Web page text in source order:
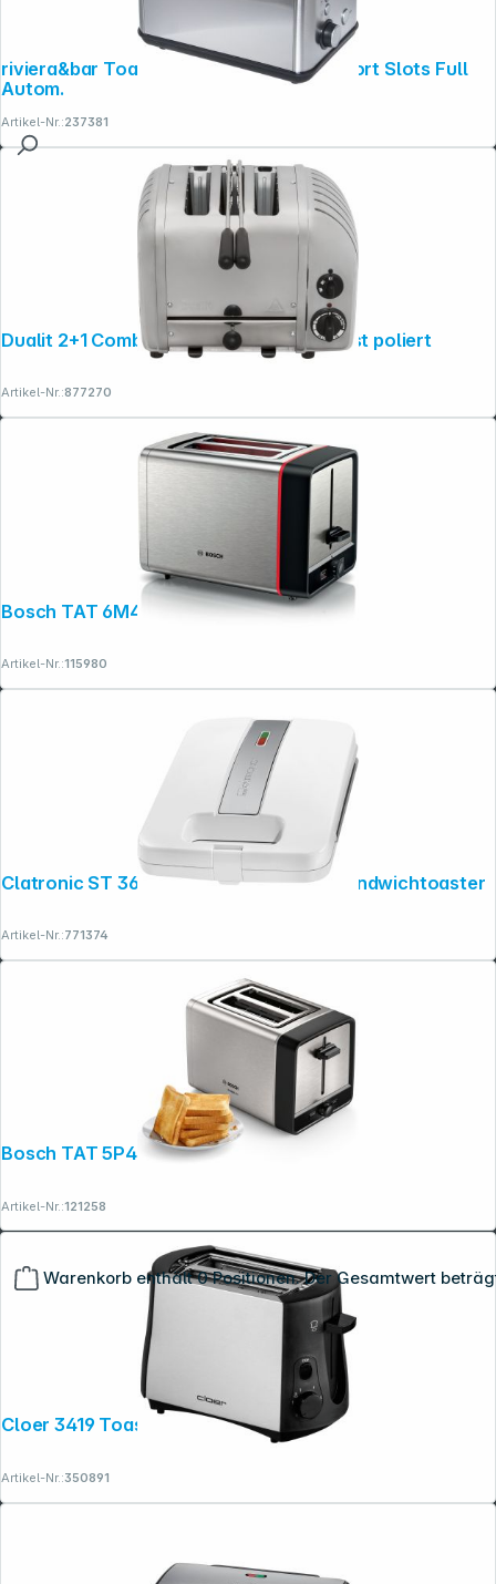
Warenkorb enthält 0 Positionen. Der Gesamtwert
riviera&bar Toaster Stainless Steel 2 Short Slots Full
Autom.
Artikel-Nr.:237381
Dualit 2+1 Combi Toaster inkl. Pinza Toast poliert
Artikel-Nr.:877270
Bosch TAT 6M420 MyMoment Edelstahl
Artikel-Nr.:115980
Clatronic ST 3629 weiß 4 fach 4 fach Sandwichtoaster
Artikel-Nr.:771374
Bosch TAT 5P420 DesignLine, Edelstahl
Artikel-Nr.:121258
Cloer 3419 Toaster
Artikel-Nr.:350891